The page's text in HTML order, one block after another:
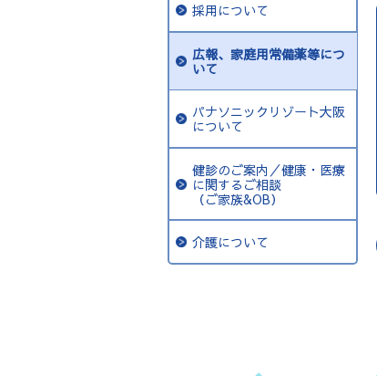
採用について
広報、家庭用常備薬等につ
いて
パナソニックリゾート大阪
について
健診のご案内／健康・医療
に関するご相談
（ご家族&OB）
介護について